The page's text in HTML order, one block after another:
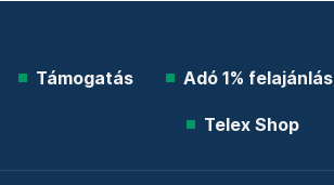
Támogatás Adó 1% felajánlás
Telex Shop